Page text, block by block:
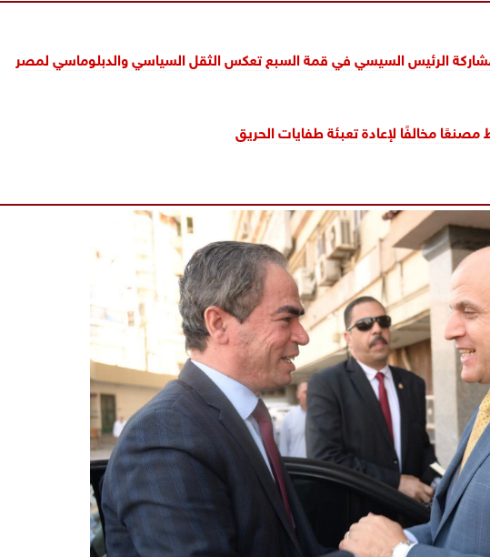
مشاركة الرئيس السيسي في قمة السبع تعكس الثقل السياسي والدبلوماسي لمصر
مخالفًا لإعادة تعبئة طفايات الحريق